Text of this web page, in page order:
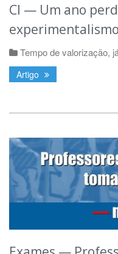
CI — Um ano
Tempo de valorização,
Artigo